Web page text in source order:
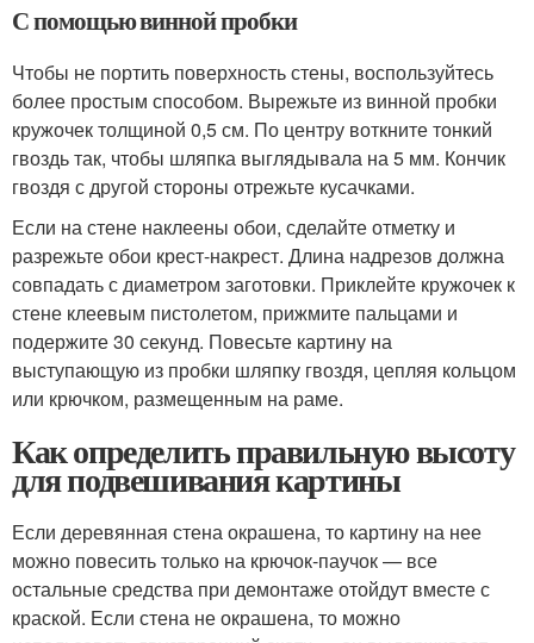
С помощью винной пробки
Чтобы не портить поверхность стены, воспользуйтесь
более простым способом. Вырежьте из винной пробки
кружочек толщиной 0,5 см. По центру воткните тонкий
гвоздь так, чтобы шляпка выглядывала на 5 мм. Кончик
гвоздя с другой стороны отрежьте кусачками.
Если на стене наклеены обои, сделайте отметку и
разрежьте обои крест-накрест. Длина надрезов должна
совпадать с диаметром заготовки. Приклейте кружочек к
стене клеевым пистолетом, прижмите пальцами и
подержите 30 секунд. Повесьте картину на
выступающую из пробки шляпку гвоздя, цепляя кольцом
или крючком, размещенным на раме.
Как определить правильную высоту
для подвешивания картины
Если деревянная стена окрашена, то картину на нее
можно повесить только на крючок-паучок — все
остальные средства при демонтаже отойдут вместе с
краской. Если стена не окрашена, то можно